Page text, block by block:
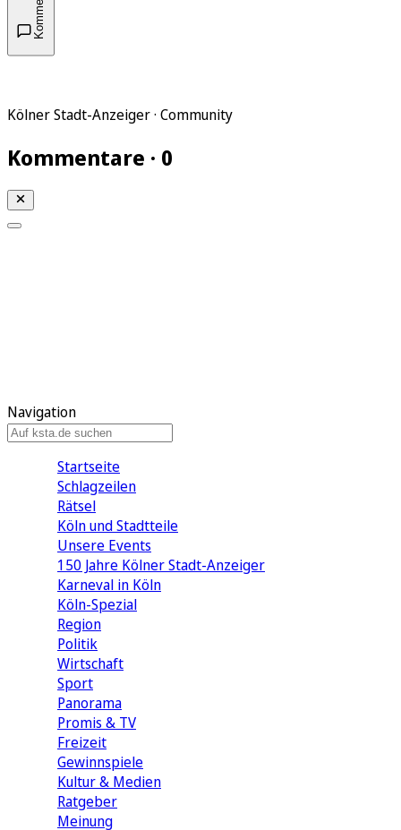
Kölner Stadt-Anzeiger · Community
Kommentare · 0
Navigation
Startseite
Schlagzeilen
Rätsel
Köln und Stadtteile
Unsere Events
150 Jahre Kölner Stadt-Anzeiger
Karneval in Köln
Köln-Spezial
Region
Politik
Wirtschaft
Sport
Panorama
Promis & TV
Freizeit
Gewinnspiele
Kultur & Medien
Ratgeber
Meinung